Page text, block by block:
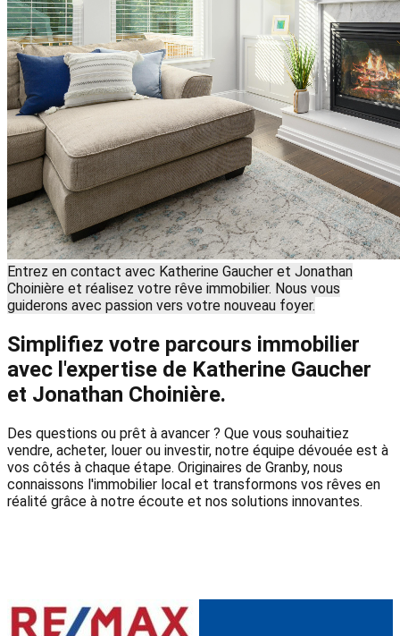
Entrez en contact avec Katherine Gaucher et Jonathan
Choinière et réalisez votre rêve immobilier. Nous vous
guiderons avec passion vers votre nouveau foyer.
Simplifiez votre parcours immobilier
avec l'expertise de Katherine Gaucher
et Jonathan Choinière.
Des questions ou prêt à avancer ? Que vous souhaitiez
vendre, acheter, louer ou investir, notre équipe dévouée est à
vos côtés à chaque étape. Originaires de Granby, nous
connaissons l'immobilier local et transformons vos rêves en
réalité grâce à notre écoute et nos solutions innovantes.